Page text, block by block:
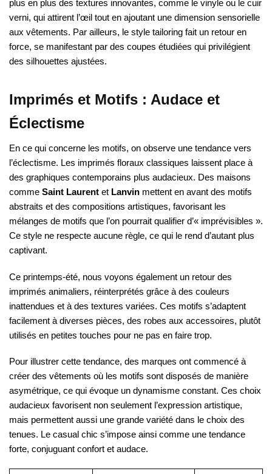
plus en plus des textures innovantes, comme le vinyle ou le cuir
verni, qui attirent l’œil tout en ajoutant une dimension sensorielle
aux vêtements. Par ailleurs, le style tailoring fait un retour en
force, se manifestant par des coupes étudiées qui privilégient
des silhouettes ajustées.
Imprimés et Motifs : Audace et
Éclectisme
En ce qui concerne les motifs, on observe une tendance vers
l’éclectisme. Les imprimés floraux classiques laissent place à
des graphiques contemporains plus audacieux. Des maisons
comme Saint Laurent et Lanvin mettent en avant des motifs
abstraits et des compositions artistiques, favorisant les
mélanges de motifs que l’on pourrait qualifier d’« imprévisibles ».
Ce style ne respecte aucune règle, ce qui le rend d’autant plus
captivant.
Ce printemps-été, nous voyons également un retour des
imprimés animaliers, réinterprétés grâce à des couleurs
inattendues et à des textures variées. Ces motifs s’adaptent
facilement à diverses pièces, des robes aux accessoires, plutôt
utilisés en petites touches pour ne pas en faire trop.
Pour illustrer cette tendance, des marques ont commencé à
créer des vêtements où les motifs sont disposés de manière
asymétrique, ce qui évoque un dynamisme constant. Ces choix
audacieux favorisent non seulement l’expression artistique,
mais permettent aussi une grande variété dans le choix des
tenues. Le casual chic s’impose ainsi comme une tendance
forte, conjuguant confort et audace.